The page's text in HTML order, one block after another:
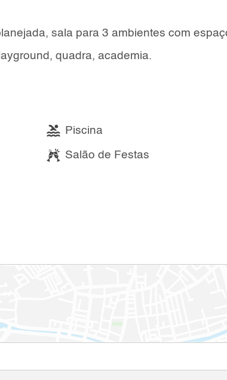
sala para 3 ambientes com
quadra, academia.
Piscina
Salão de Festas